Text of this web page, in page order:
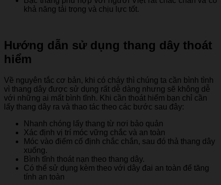
khả năng tải trọng và chịu lực tốt.
Hướng dẫn sử dụng thang dây thoát
hiểm
Về nguyên tắc cơ bản, khi có cháy thì chúng ta cần bình tình
vì thang dây được sử dụng rất dễ dàng nhưng sẽ không dễ
với những ai mất bình tĩnh. Khi cần thoát hiểm bạn chỉ cần
lấy thang dây ra và thao tác theo các bước sau đây:
Nhanh chóng lấy thang từ nơi bảo quản
Xác định vị trí móc vững chắc và an toàn
Móc vào điểm cố định chắc chắn, sau đó thả thang dây
xuống.
Bình tĩnh thoát nạn theo thang dây.
Có thể sử dụng kèm theo với dây đai an toàn để tăng
tính an toàn